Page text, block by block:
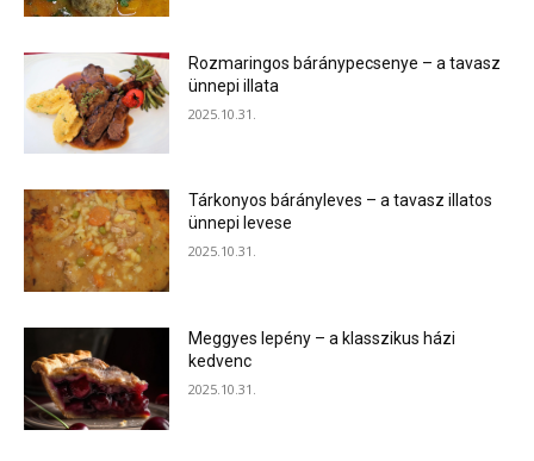
Rozmaringos báránypecsenye – a tavasz
ünnepi illata
2025.10.31.
Tárkonyos bárányleves – a tavasz illatos
ünnepi levese
2025.10.31.
Meggyes lepény – a klasszikus házi
kedvenc
2025.10.31.